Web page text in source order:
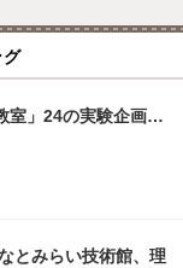
グ
室」24の実験企画…
とみらい技術館、理